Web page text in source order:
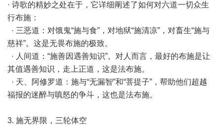
· 诗歌的精妙之处在于，它详细阐述了如何对六道一切众生
行布施：
· 三恶道：对饿鬼“施与食”，对地狱“施清凉”，对畜生“施与
慈祥”。这是无畏布施的极致。
· 人间道：“施善因遇善知识”。对人而言，最好的布施是让
其值遇善知识，走上正道，这是法布施。
· 天、阿修罗道：施与“无漏智”和“菩提子”，帮助他们超越
福报的迷醉与嗔怒的争斗，这也是法布施。
3. 施无界限，三轮体空